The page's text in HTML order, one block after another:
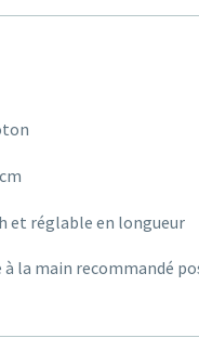
et réglable en longueur
la main recommandé